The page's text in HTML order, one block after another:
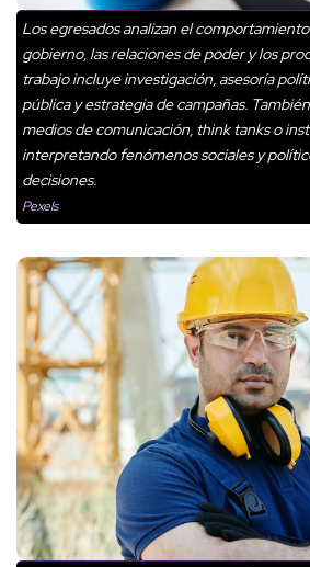
Los egresados analizan el
gobierno, las relaciones de poder y los
trabajo incluye investigación, asesoría
pública y estrategia de campañas.
medios de comunicación, think tanks o
interpretando fenómenos sociales y
decisiones.
Pexels